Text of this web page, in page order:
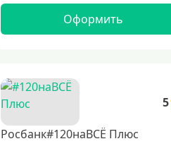
Оформить
5
Росбанк#120наВСЁ Плюс